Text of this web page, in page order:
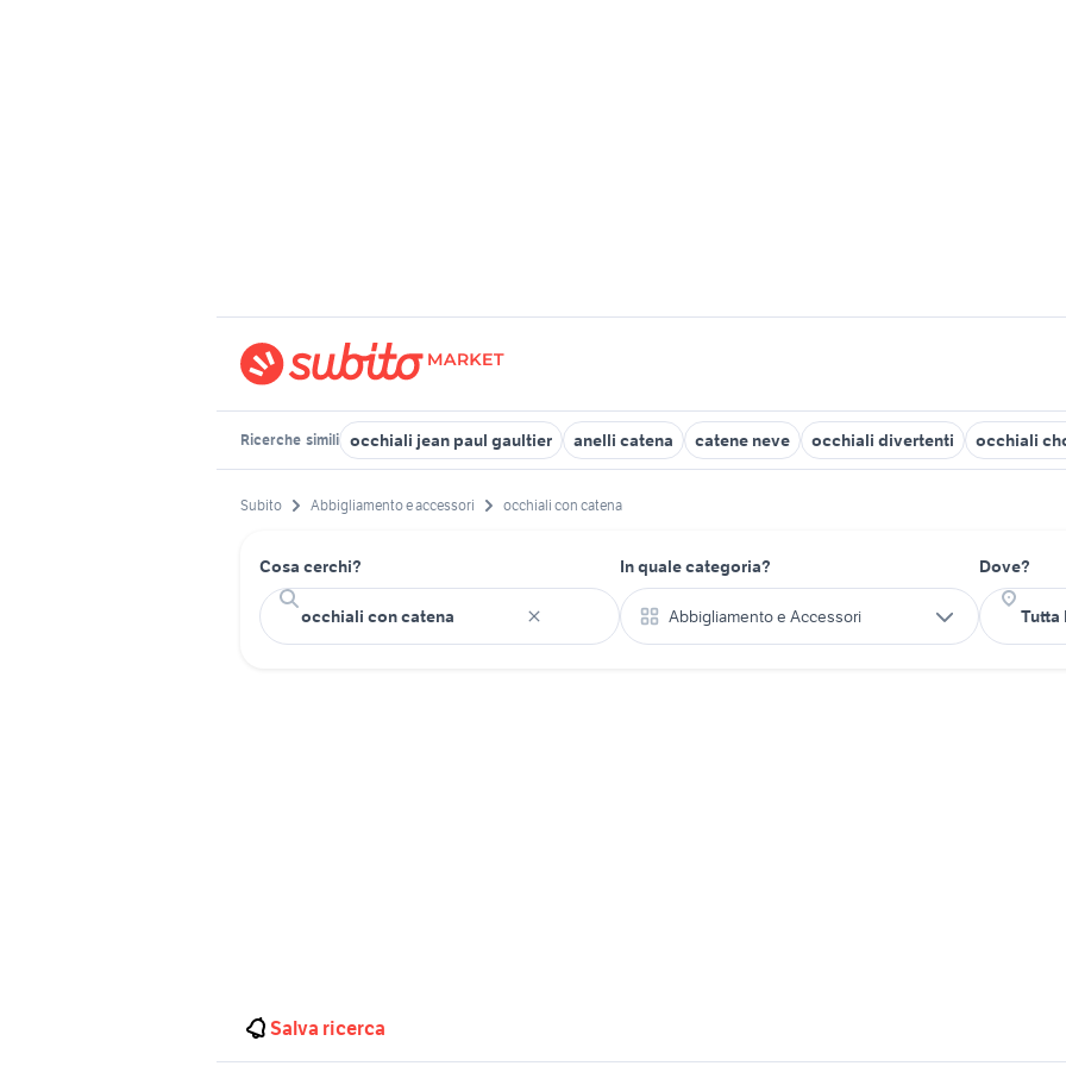
Ricerche simili occhiali jean paul gaultier anelli catena catene neve occhiali divertenti occhiali
Subito Abbigliamento e accessori occhiali con catena
Cosa cerchi? In quale categoria?
Abbigliamento e Accessori
Dove?
Salva ricerca